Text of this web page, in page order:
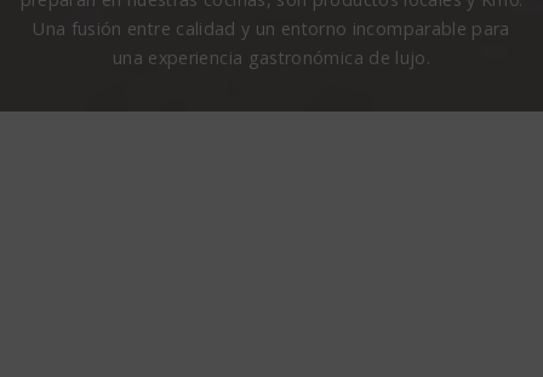
Una fusión entre calidad y un entorno incomparable para
una experiencia gastronómica de lujo.